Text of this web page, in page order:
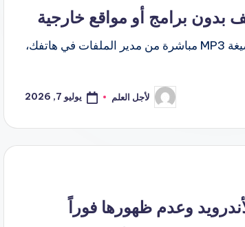
اكتشف حيلة ذكية تتيح لك تحويل أي مقطع فيديو إلى ملف صوتي بصيغة MP3 مباشرة من مدير الملفات في هاتفك،
تمّ
النشر
لأجل العلم يوليو 7, 2026
وعدم ظهورها فوراً